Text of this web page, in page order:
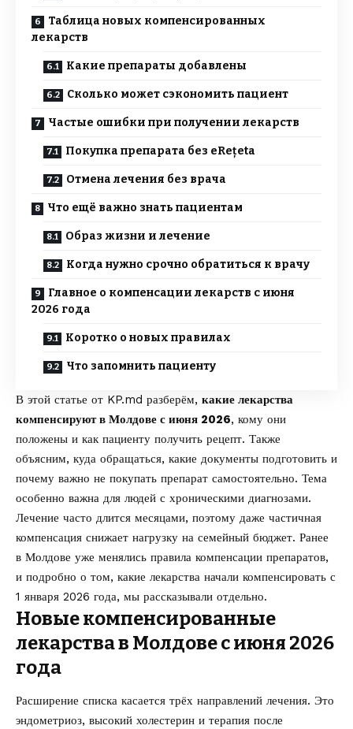
Таблица новых компенсированных
лекарств
Какие препараты добавлены
Сколько может сэкономить пациент
Частые ошибки при получении лекарств
Покупка препарата без eRețeta
Отмена лечения без врача
Что ещё важно знать пациентам
Образ жизни и лечение
Когда нужно срочно обратиться к врачу
Главное о компенсации лекарств с июня
2026 года
Коротко о новых правилах
Что запомнить пациенту
В этой статье от KP.md разберём, какие лекарства
компенсируют в Молдове с июня 2026, кому они
положены и как пациенту получить рецепт. Также
объясним, куда обращаться, какие документы подготовить и
почему важно не покупать препарат самостоятельно. Тема
особенно важна для людей с хроническими диагнозами.
Лечение часто длится месяцами, поэтому даже частичная
компенсация снижает нагрузку на семейный бюджет. Ранее
в Молдове уже менялись правила компенсации препаратов,
и подробно о том, какие лекарства начали компенсировать с
1 января 2026 года, мы рассказывали отдельно.
Новые компенсированные
лекарства в Молдове с июня 2026
года
Расширение списка касается трёх направлений лечения. Это
эндометриоз, высокий холестерин и терапия после